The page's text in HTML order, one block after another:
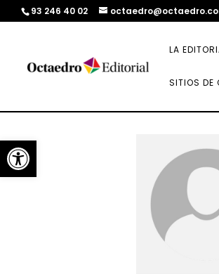
Abrir barra de herramientas
93 246 40 02
LA
SITIOS DE